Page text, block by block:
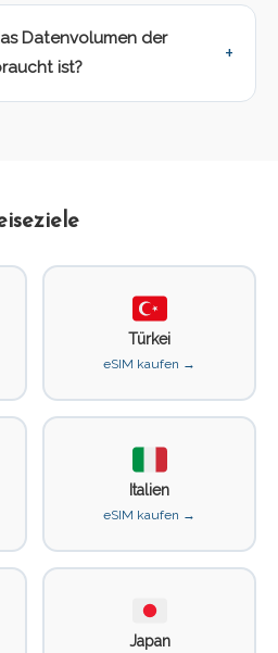
Datenvolumen der
ist?
Türkei
eSIM kaufen →
Italien
eSIM kaufen →
Japan